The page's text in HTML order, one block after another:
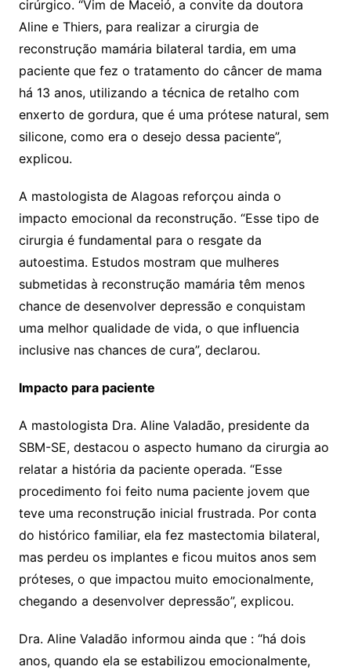
cirúrgico. “Vim de Maceió, a convite da doutora
Aline e Thiers, para realizar a cirurgia de
reconstrução mamária bilateral tardia, em uma
paciente que fez o tratamento do câncer de mama
há 13 anos, utilizando a técnica de retalho com
enxerto de gordura, que é uma prótese natural, sem
silicone, como era o desejo dessa paciente”,
explicou.
A mastologista de Alagoas reforçou ainda o
impacto emocional da reconstrução. “Esse tipo de
cirurgia é fundamental para o resgate da
autoestima. Estudos mostram que mulheres
submetidas à reconstrução mamária têm menos
chance de desenvolver depressão e conquistam
uma melhor qualidade de vida, o que influencia
inclusive nas chances de cura”, declarou.
Impacto para paciente
A mastologista Dra. Aline Valadão, presidente da
SBM-SE, destacou o aspecto humano da cirurgia ao
relatar a história da paciente operada. “Esse
procedimento foi feito numa paciente jovem que
teve uma reconstrução inicial frustrada. Por conta
do histórico familiar, ela fez mastectomia bilateral,
mas perdeu os implantes e ficou muitos anos sem
próteses, o que impactou muito emocionalmente,
chegando a desenvolver depressão”, explicou.
Dra. Aline Valadão informou ainda que : “há dois
anos, quando ela se estabilizou emocionalmente,